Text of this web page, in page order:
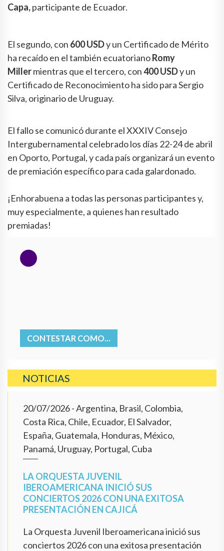
Capa,participante de Ecuador.
El segundo, con 600 USDy un Certificado de Mérito
ha recaído en el también ecuatorianoRomy
Millermientras que el tercero, con400 USDy un
Certificado de Reconocimiento ha sido para Sergio
Silva, originario de Uruguay.
El fallo se comunicó durante el XXXIV Consejo
Intergubernamental celebrado los días 22-24 de abril
en Oporto, Portugal, y cada país organizará un evento
de premiación específico para cada galardonado.
¡Enhorabuena a todas las personas participantes y,
muy especialmente, a quienes han resultado
premiadas!
CONTESTAR COMO...
NOTICIAS
20/07/2026- Argentina, Brasil, Colombia,
Costa Rica, Chile, Ecuador, El Salvador,
España, Guatemala, Honduras, México,
Panamá, Uruguay, Portugal, Cuba
LA ORQUESTA JUVENIL
IBEROAMERICANA INICIÓ SUS
CONCIERTOS 2026 CON UNA EXITOSA
PRESENTACIÓN EN CAJICÁ
La Orquesta Juvenil Iberoamericana inició sus
conciertos 2026 con una exitosa presentación